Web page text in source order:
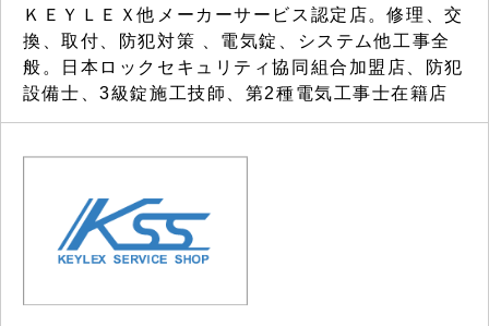
ＫＥＹＬＥＸ他メーカーサービス認定店。修理、交
換、取付、防犯対策 、電気錠、システム他工事全
般。日本ロックセキュリティ協同組合加盟店、防犯
設備士、3級錠施工技師、第2種電気工事士在籍店